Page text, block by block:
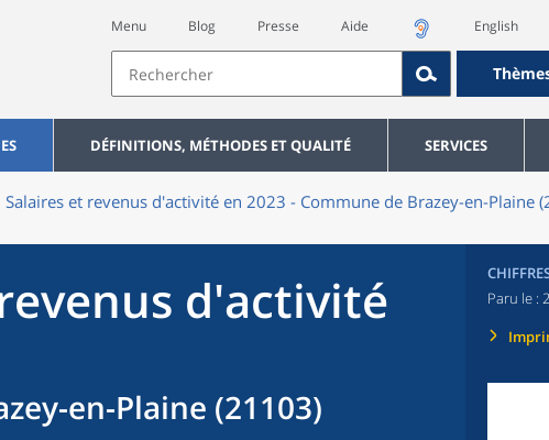
Menu Blog Presse Aide English
DÉFINITIONS, MÉTHODES ET QUALITÉ SERVICES
Salaires et revenus d'activité en 2023 - Commune de Brazey-en-Plaine
d'activité
en-Plaine (21103)
Paru le :